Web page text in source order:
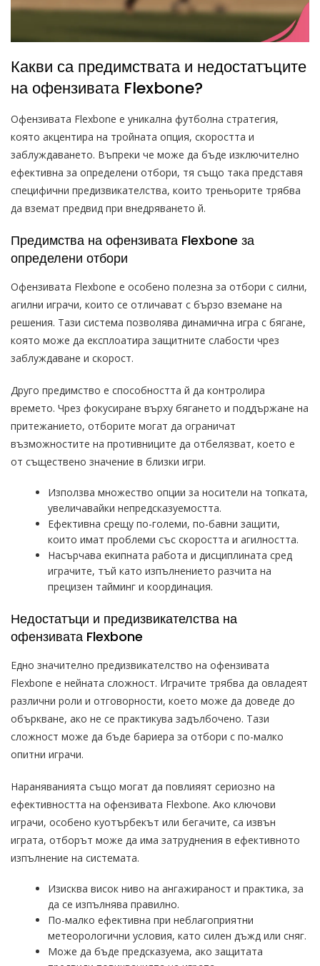
Какви са предимствата и недостатъците
на офензивата Flexbone?
Офензивата Flexbone е уникална футболна стратегия,
която акцентира на тройната опция, скоростта и
заблуждаването. Въпреки че може да бъде изключително
ефективна за определени отбори, тя също така представя
специфични предизвикателства, които треньорите трябва
да вземат предвид при внедряването й.
Предимства на офензивата Flexbone за
определени отбори
Офензивата Flexbone е особено полезна за отбори с силни,
агилни играчи, които се отличават с бързо вземане на
решения. Тази система позволява динамична игра с бягане,
която може да експлоатира защитните слабости чрез
заблуждаване и скорост.
Друго предимство е способността й да контролира
времето. Чрез фокусиране върху бягането и поддържане на
притежанието, отборите могат да ограничат
възможностите на противниците да отбелязват, което е
от съществено значение в близки игри.
Използва множество опции за носители на топката,
увеличавайки непредсказуемостта.
Ефективна срещу по-големи, по-бавни защити,
които имат проблеми със скоростта и агилността.
Насърчава екипната работа и дисциплината сред
играчите, тъй като изпълнението разчита на
прецизен тайминг и координация.
Недостатъци и предизвикателства на
офензивата Flexbone
Едно значително предизвикателство на офензивата
Flexbone е нейната сложност. Играчите трябва да овладеят
различни роли и отговорности, което може да доведе до
объркване, ако не се практикува задълбочено. Тази
сложност може да бъде бариера за отбори с по-малко
опитни играчи.
Нараняванията също могат да повлияят сериозно на
ефективността на офензивата Flexbone. Ако ключови
играчи, особено куотърбекът или бегачите, са извън
играта, отборът може да има затруднения в ефективното
изпълнение на системата.
Изисква висок ниво на ангажираност и практика, за
да се изпълнява правилно.
По-малко ефективна при неблагоприятни
метеорологични условия, като силен дъжд или сняг.
Може да бъде предсказуема, ако защитата